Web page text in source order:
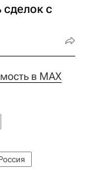
с
в MAX